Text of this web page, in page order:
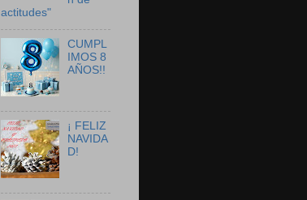
actitudes"
CUMPL
IMOS 8
AÑOS!!
¡ FELIZ
NAVIDA
D!